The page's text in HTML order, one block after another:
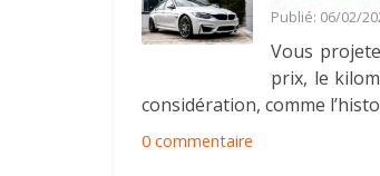
Publié: 06/02/
Vous
prix, le
considération, comme
0 commentaire